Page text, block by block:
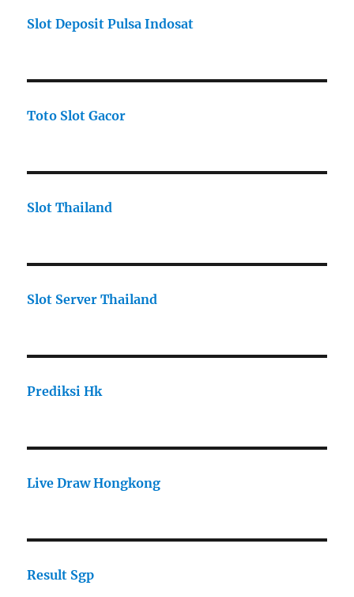
Slot Deposit Pulsa Indosat
Toto Slot Gacor
Slot Thailand
Slot Server Thailand
Prediksi Hk
Live Draw Hongkong
Result Sgp